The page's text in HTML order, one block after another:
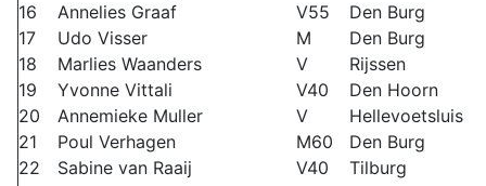
16
Annelies Graaf V55
Den Burg
17
Udo Visser M
Den Burg
18
Marlies Waanders V
Rijssen
19
Yvonne Vittali V40
Den Hoorn
20
Annemieke Muller V
Hellevoetsluis
21
Poul Verhagen M60
Den Burg
22
Sabine van Raaij V40 Tilburg